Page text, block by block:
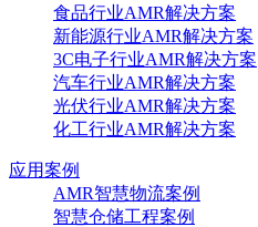
食品行业AMR解决方案
新能源行业AMR解决方案
3C电子行业AMR解决方案
汽车行业AMR解决方案
光伏行业AMR解决方案
化工行业AMR解决方案
应用案例
AMR智慧物流案例
智慧仓储工程案例